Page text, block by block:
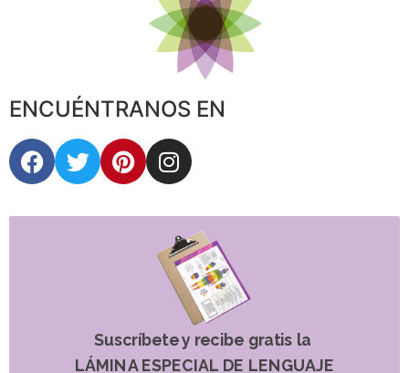
ENCUÉNTRANOS EN
Suscríbete y recibe gratis la
LÁMINA ESPECIAL DE LENGUAJE